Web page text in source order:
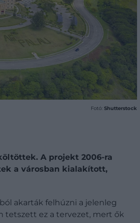
Fotó: Shutterstock
A projekt 2006-ra
a városban kialakított,
akarták felhúzni a jelenleg
tetszett ez a tervezet, mert ők